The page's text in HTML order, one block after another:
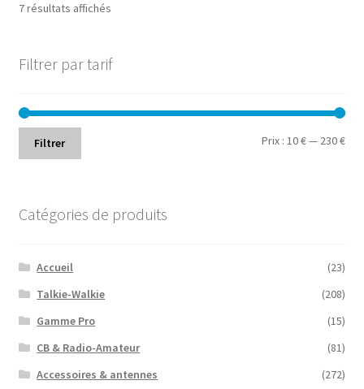
7 résultats affichés
Filtrer par tarif
Prix
Prix
Filtrer Prix :10 €— 230 €
Catégories de produits
Accueil
(23)
Talkie-Walkie
(208)
Gamme Pro
(15)
CB & Radio-Amateur
(81)
Accessoires & antennes
(272)